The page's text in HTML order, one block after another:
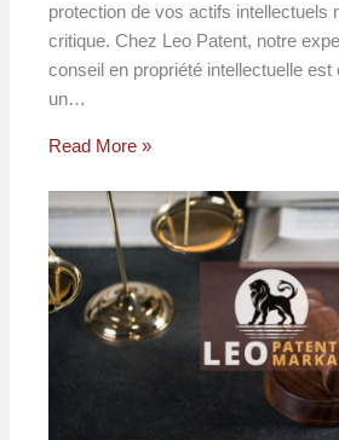
protection de vos actifs intellectuels
critique. Chez Leo Patent, notre
conseil en propriété intellectuelle
un…
Read More »